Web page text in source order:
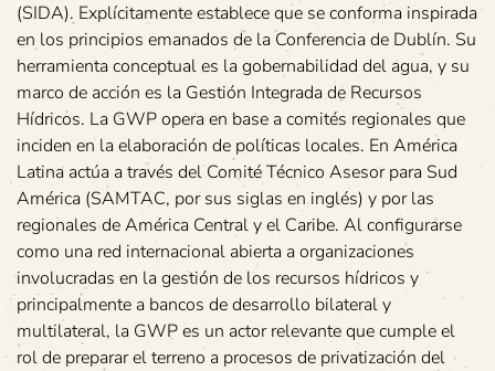
(SIDA). Explícitamente establece que se conforma inspirada
en los principios emanados de la Conferencia de Dublín. Su
herramienta conceptual es la gobernabilidad del agua, y su
marco de acción es la Gestión Integrada de Recursos
Hídricos. La GWP opera en base a comités regionales que
inciden en la elaboración de políticas locales. En América
Latina actúa a través del Comité Técnico Asesor para Sud
América (SAMTAC, por sus siglas en inglés) y por las
regionales de América Central y el Caribe. Al configurarse
como una red internacional abierta a organizaciones
involucradas en la gestión de los recursos hídricos y
principalmente a bancos de desarrollo bilateral y
multilateral, la GWP es un actor relevante que cumple el
rol de preparar el terreno a procesos de privatización del